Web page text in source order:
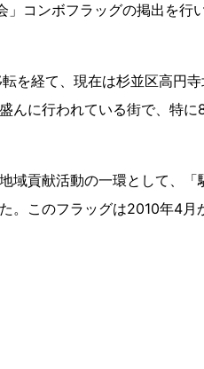
コンボフラッグの掲出を行
を経て、現在は杉並区高円
んに行われている街で、特に
域貢献活動の一環として、「
。このフラッグは2010年4月